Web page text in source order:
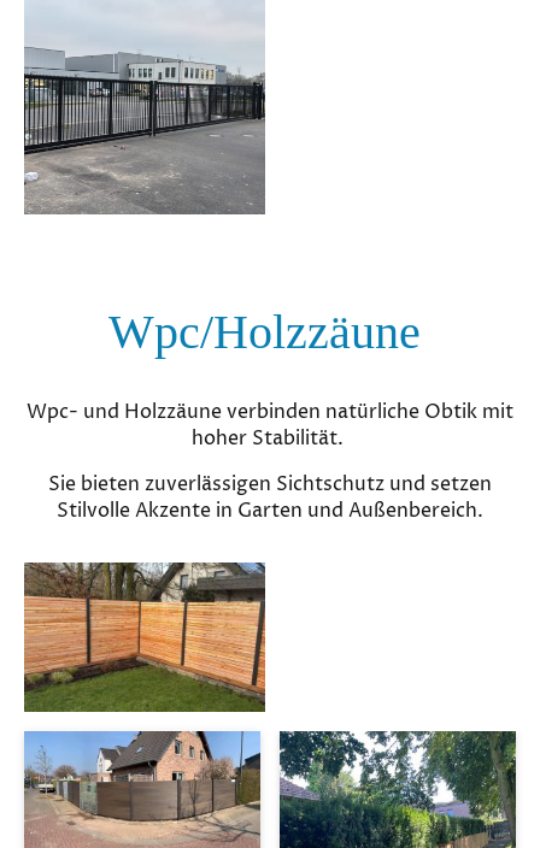
Wpc/Holzzäune
Wpc- und Holzzäune verbinden natürliche Obtik mit
hoher Stabilität.
Sie bieten zuverlässigen Sichtschutz und setzen
Stilvolle Akzente in Garten und Außenbereich.